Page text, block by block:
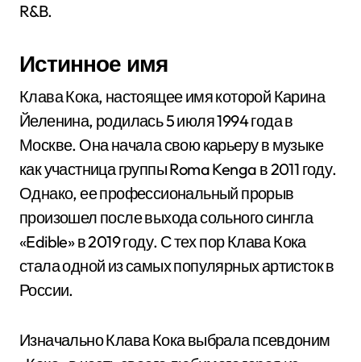
R&B.
Истинное имя
Клава Кока, настоящее имя которой Карина
Йеленина, родилась 5 июля 1994 года в
Москве. Она начала свою карьеру в музыке
как участница группы Roma Kenga в 2011 году.
Однако, ее профессиональный прорыв
произошел после выхода сольного сингла
«Edible» в 2019 году. С тех пор Клава Кока
стала одной из самых популярных артисток в
России.
Изначально Клава Кока выбрала псевдоним